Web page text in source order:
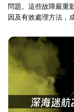
問題。這些故障嚴重
因及有效處理方法，